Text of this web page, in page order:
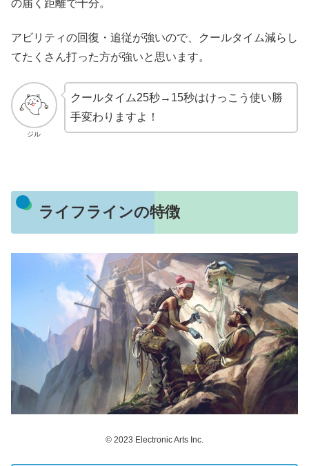
の届く距離で十分。
アビリティの回復・追従が強いので、クールタイム減らし
てたくさん打った方が強いと思います。
ジル
クールタイム25秒→15秒はけっこう使い勝
手変わりますよ！
ライフラインの特徴
© 2023 Electronic Arts Inc.